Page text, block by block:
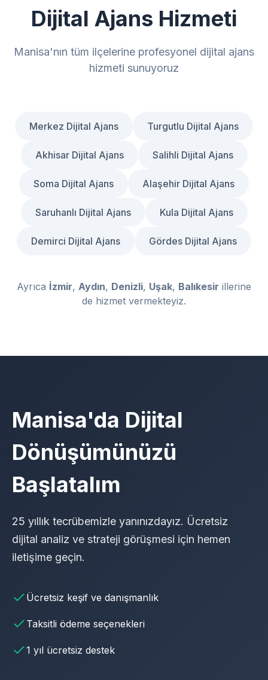
Dijital Ajans Hizmeti
Manisa'nın tüm ilçelerine profesyonel dijital ajans
hizmeti sunuyoruz
Merkez Dijital Ajans Turgutlu Dijital Ajans
Akhisar Dijital Ajans Salihli Dijital Ajans
Soma Dijital Ajans Alaşehir Dijital Ajans
Saruhanlı Dijital Ajans Kula Dijital Ajans
Demirci Dijital Ajans Gördes Dijital Ajans
Ayrıca İzmir, Aydın, Denizli, Uşak, Balıkesir illerine
de hizmet vermekteyiz.
Manisa'da Dijital
Dönüşümünüzü
Başlatalım
25 yıllık tecrübemizle yanınızdayız. Ücretsiz
dijital analiz ve strateji görüşmesi için hemen
iletişime geçin.
Ücretsiz keşif ve danışmanlık
Taksitli ödeme seçenekleri
1 yıl ücretsiz destek